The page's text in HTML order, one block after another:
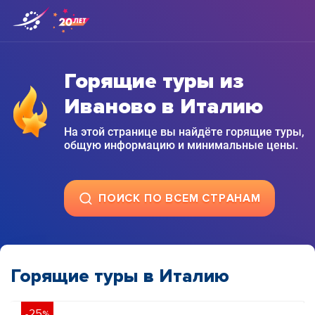
Горящие туры из
Иваново в Италию
На этой странице вы найдёте горящие туры,
общую информацию и минимальные цены.
ПОИСК ПО ВСЕМ СТРАНАМ
Горящие туры в Италию